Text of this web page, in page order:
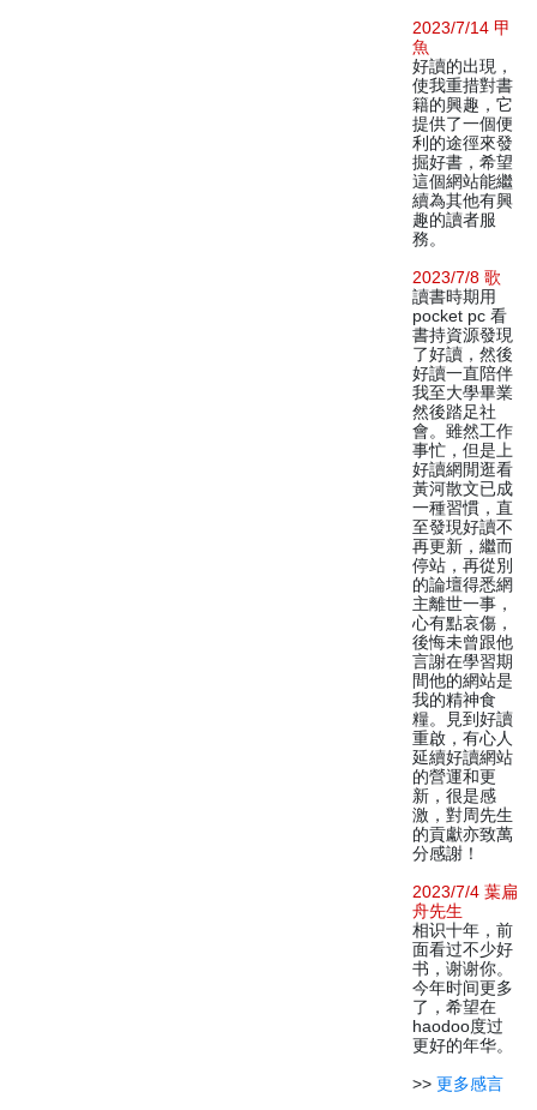
2023/7/14 甲
魚
好讀的出現，
使我重措對書
籍的興趣，它
提供了一個便
利的途徑來發
掘好書，希望
這個網站能繼
續為其他有興
趣的讀者服
務。
2023/7/8 歌
讀書時期用
pocket pc 看
書持資源發現
了好讀，然後
好讀一直陪伴
我至大學畢業
然後踏足社
會。雖然工作
事忙，但是上
好讀網閒逛看
黃河散文已成
一種習慣，直
至發現好讀不
再更新，繼而
停站，再從別
的論壇得悉網
主離世一事，
心有點哀傷，
後悔未曾跟他
言謝在學習期
間他的網站是
我的精神食
糧。見到好讀
重啟，有心人
延續好讀網站
的營運和更
新，很是感
激，對周先生
的貢獻亦致萬
分感謝！
2023/7/4 葉扁
舟先生
相识十年，前
面看过不少好
书，谢谢你。
今年时间更多
了，希望在
haodoo度过
更好的年华。
>> 更多感言